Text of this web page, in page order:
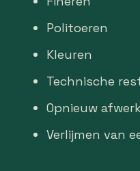
Politoeren
Kleuren
Technische
Opnieuw
Verlijmen van